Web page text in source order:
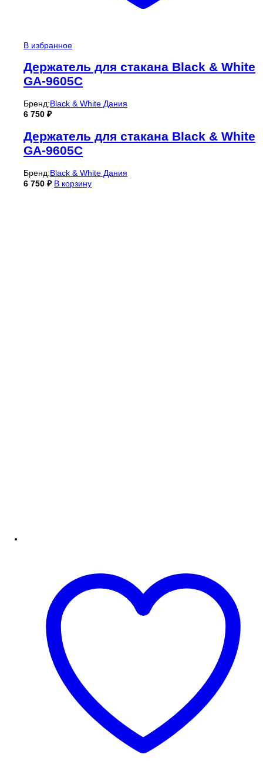
В избранное
Держатель для стакана Black & White
GA-9605C
Бренд:Black & White Дания
6 750 ₽
Держатель для стакана Black & White
GA-9605C
Бренд:Black & White Дания
6 750 ₽ В корзину